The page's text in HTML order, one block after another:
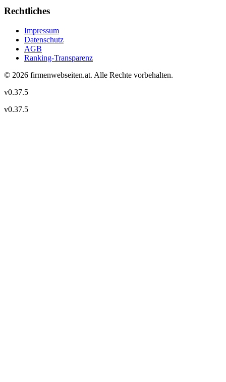
Rechtliches
Impressum
Datenschutz
AGB
Ranking-Transparenz
© 2026 firmenwebseiten.at. Alle Rechte vorbehalten.
v0.37.5
v0.37.5